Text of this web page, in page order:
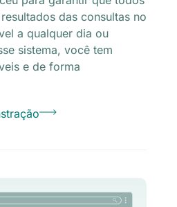
das consultas no
a qualquer dia ou
sistema, você tem
e de forma